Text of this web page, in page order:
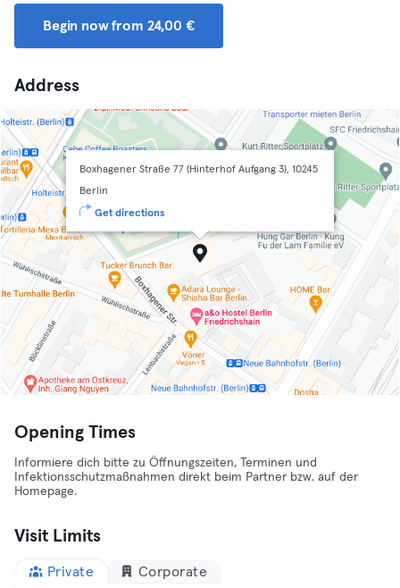
Begin now from 24,00 €
Address
Boxhagener Straße 77 (Hinterhof Aufgang 3), 10245
Berlin
Get directions
Opening Times
Informiere dich bitte zu Öffnungszeiten, Terminen und
Infektionsschutzmaßnahmen direkt beim Partner bzw. auf der
Homepage.
Visit Limits
Private Corporate